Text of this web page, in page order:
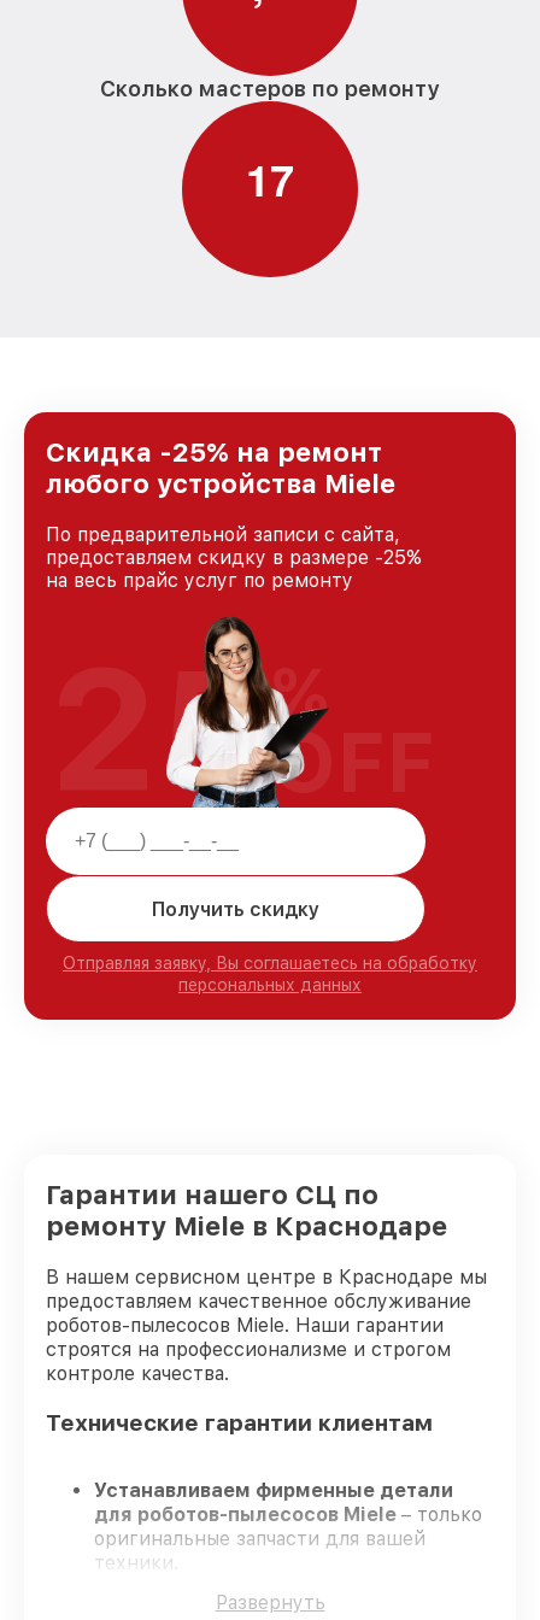
Сколько мастеров по ремонту
17
Скидка -25% на ремонт
любого устройства Miele
По предварительной записи с сайта,
предоставляем скидку в размере -25%
на весь прайс услуг по ремонту
Получить скидку
Отправляя заявку, Вы соглашаетесь на обработку
персональных данных
25%
OFF
Гарантии нашего СЦ по
ремонту Miele в Краснодаре
В нашем сервисном центре в Краснодаре мы
предоставляем качественное обслуживание
роботов-пылесосов Miele. Наши гарантии
строятся на профессионализме и строгом
контроле качества.
Технические гарантии клиентам
Устанавливаем фирменные детали
для роботов-пылесосов Miele – только
оригинальные запчасти для вашей
техники.
проходят регулярное обучение, что
Развернуть